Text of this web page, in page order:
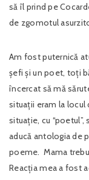
să îl prind pe
de zgomotul
Am fost puternică
șefi și un poet, toți
încercat să mă
situații eram la locul
situație, cu
aducă antologia de
poeme. Mama
Reacția mea a fost